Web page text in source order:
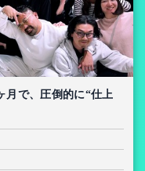
月で、圧倒的に“仕上